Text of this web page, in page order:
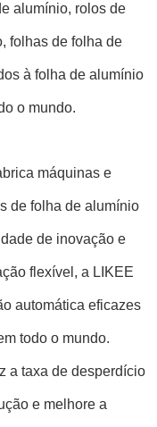
alumínio, rolos de
folhas de folha de
à folha de alumínio
o mundo.
máquinas e
de folha de alumínio
de inovação e
flexível, a LIKEE
automática eficazes
todo o mundo.
a taxa de desperdício
e melhore a